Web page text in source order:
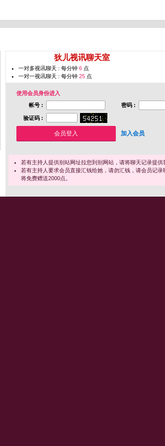
狄儿视讯聊天室
一对多视讯聊天 : 每分钟 6 点
一对一视讯聊天 : 每分钟 25 点
使用会员身份进入
帐号 :
密码 :
验证码 :
加入会员
若有主持人提供别站网址拉您到别网站，请将聊天记录提供
若有主持人要求会员直接汇钱给她，请勿汇钱，请会员记
将免费赠送2000点。